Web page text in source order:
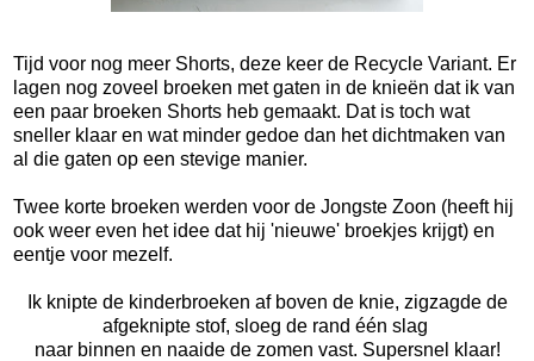
Tijd voor nog meer Shorts, deze keer de Recycle Variant. Er
lagen nog zoveel broeken met gaten in de knieën dat ik van
een paar broeken Shorts heb gemaakt. Dat is toch wat
sneller klaar en wat minder gedoe dan het dichtmaken van
al die gaten op een stevige manier.
Twee korte broeken werden voor de Jongste Zoon (heeft hij
ook weer even het idee dat hij 'nieuwe' broekjes krijgt) en
eentje voor mezelf.
Ik knipte de kinderbroeken af boven de knie, zigzagde de
afgeknipte stof, sloeg de rand één slag
naar binnen en naaide de zomen vast. Supersnel klaar!